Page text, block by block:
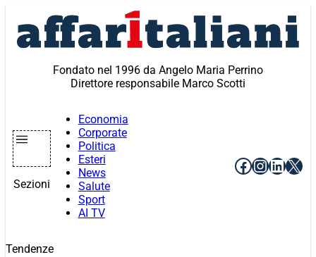
contenuto
Fondato nel 1996 da Angelo Maria Perrino
Direttore responsabile Marco Scotti
Sezioni
Economia
Corporate
Politica
Esteri
News
Salute
Sport
AI TV
Facebook
X
Tendenze